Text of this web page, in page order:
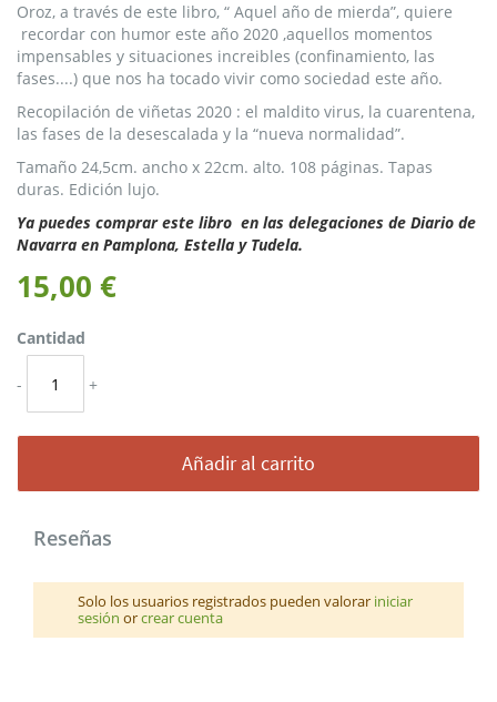
Oroz, a través de este libro, “ Aquel año de mierda”, quiere
recordar con humor este año 2020 ,aquellos momentos
impensables y situaciones increibles (confinamiento, las
fases....) que nos ha tocado vivir como sociedad este año.
Recopilación de viñetas 2020 : el maldito virus, la cuarentena,
las fases de la desescalada y la “nueva normalidad”.
Tamaño 24,5cm. ancho x 22cm. alto. 108 páginas. Tapas
duras. Edición lujo.
Ya puedes comprar este libro en las delegaciones de Diario de
Navarra en Pamplona, Estella y Tudela.
15,00 €
Cantidad
- +
Añadir al carrito
Reseñas
Solo los usuarios registrados pueden valorar iniciar
sesión orcrear cuenta